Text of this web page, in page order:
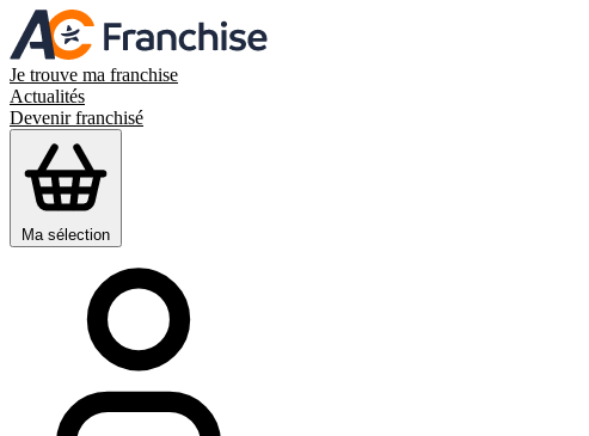
Je trouve ma franchise
Actualités
Devenir franchisé
Ma sélection